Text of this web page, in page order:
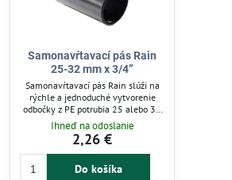
Samonavŕtavací pás Rain
25-32 mm x 3/4”
Samonavŕtavací pás Rain slúži na
rýchle a jednoduché vytvorenie
odbočky z PE potrubia 25 alebo 32
mm. Integrovaný samonavŕtavací
hrot umožňuje montáž bez náradia
a zabezpečuje presný zásah do
potrubia. Pás je vhodný pre
záhradné zavlažovanie, pripojenie
Ihneď na odoslanie
2,26 €
Do košíka